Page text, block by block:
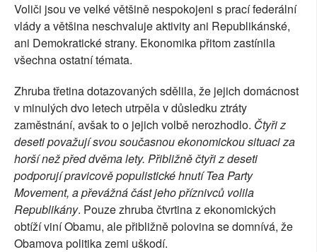
Voliči jsou ve velké většině nespokojeni s prací federální
vlády a většina neschvaluje aktivity ani Republikánské,
ani Demokratické strany. Ekonomika přitom zastínila
všechna ostatní témata.
Zhruba třetina dotazovaných sdělila, že jejich domácnost
v minulých dvo letech utrpěla v důsledku ztráty
zaměstnání, avšak to o jejich volbě nerozhodlo. Čtyři z
deseti považují svou současnou ekonomickou situaci za
horší než před dvěma lety. Přibližně čtyři z deseti
podporují pravicově populistické hnutí Tea Party
Movement, a převážná část jeho příznivců volila
Republikány. Pouze zhruba čtvrtina z ekonomických
obtíží viní Obamu, ale přibližně polovina se domnívá, že
Obamova politika zemi uškodí.